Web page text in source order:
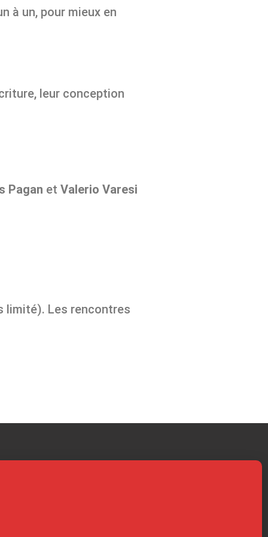
à un, pour mieux en
leur conception
Pagan et Valerio Varesi
limité). Les rencontres